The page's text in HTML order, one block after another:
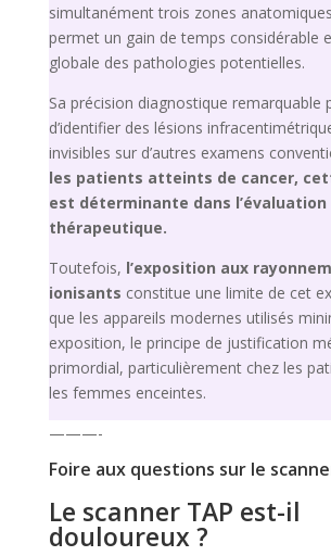
simultanément trois zones
permet un gain de temps considérable
globale des pathologies potentielles.
Sa précision diagnostique remarquable
d’identifier des lésions
invisibles sur d’autres examens
les patients atteints de cancer,
est déterminante dans l’évaluation
thérapeutique.
Toutefois, l’exposition aux
ionisants constitue une limite de cet
que les appareils modernes utilisés
exposition, le principe de justification
primordial, particulièrement chez les
les femmes enceintes.
———-
Foire aux questions sur le
Le scanner TAP est-il
douloureux ?